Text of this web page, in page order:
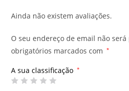
Ainda não existem avaliações.
O seu endereço de email não
obrigatórios marcados com
*
A sua classificação *